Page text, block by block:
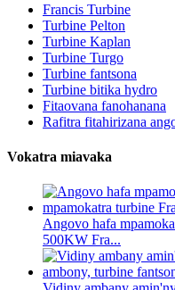
Francis Turbine
Turbine Pelton
Turbine Kaplan
Turbine Turgo
Turbine fantsona
Turbine bitika hydro
Fitaovana fanohanana
Rafitra fitahirizana
Vokatra miavaka
Angovo hafa
500KW Fra...